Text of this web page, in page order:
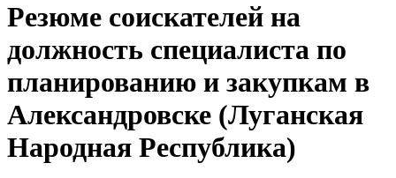
Резюме соискателей на
должность специалиста по
планированию и закупкам в
Александровске (Луганская
Народная Республика)